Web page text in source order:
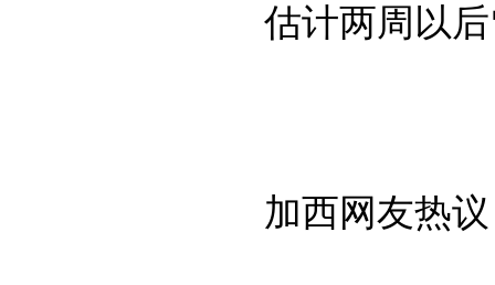
估计两周以后
加西网友热议